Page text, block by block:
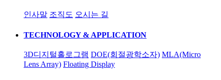
인사말 조직도 오시는 길
TECHNOLOGY & APPLICATION
3D디지털홀로그램 DOE(회절광학소자) MLA(Micro
Lens Array) Floating Display